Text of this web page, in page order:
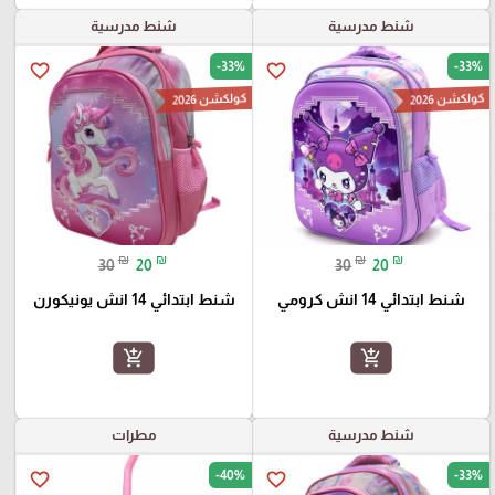
شنط مدرسية
favorite_border -33%
كولكشن 2026
30 ₪ 20 ₪
شنط ابتدائي 14 انش كرومي
add_shopping_cart
شنط مدرسية
favorite_border -33%
كولكشن 2026
30 ₪ 20 ₪
شنط ابتدائي 14 انش يونيكورن
add_shopping_cart
شنط مدرسية
favorite_border -33%
مطرات
favorite_border -40%